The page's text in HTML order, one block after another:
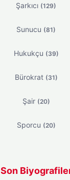
Şarkıcı (129)
Sunucu (81)
Hukukçu (39)
Bürokrat (31)
Şair (20)
Sporcu (20)
Son